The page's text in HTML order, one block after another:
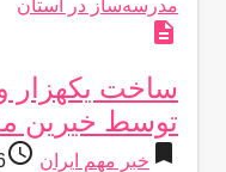
description
توسط خیرین
bookmark خبر مهم ایران access_time